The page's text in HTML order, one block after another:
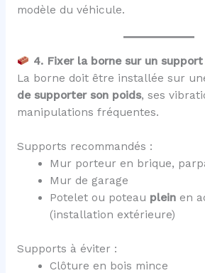
modèle du véhicule.
4. Fixer la borne sur un
La borne doit être installée sur
de supporter son poids, ses
manipulations fréquentes.
Supports recommandés :
Mur porteur en brique,
Mur de garage
Potelet ou poteau plein en
(installation extérieure)
Supports à éviter :
Clôture en bois mince